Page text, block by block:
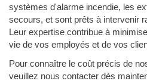
systèmes d'alarme incendie, les
secours, et sont prêts à intervenir
Leur expertise contribue à
vie de vos employés et de vos
Pour connaître le coût précis de
veuillez nous contacter dès